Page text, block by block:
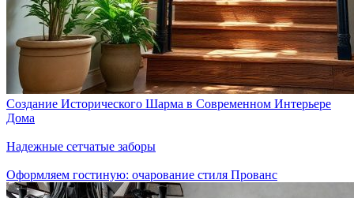
Создание Исторического Шарма в Современном Интерьере
Дома
Надежные сетчатые заборы
Оформляем гостиную: очарование стиля Прованс